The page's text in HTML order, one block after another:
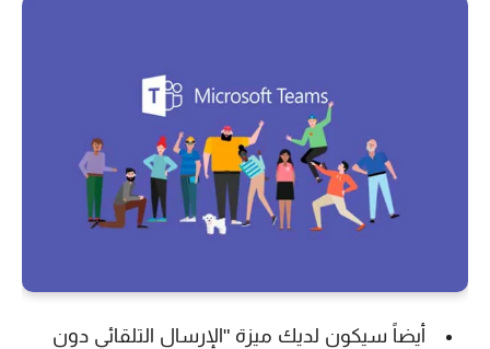
أيضاً سيكون لديك ميزة "الإرسال التلقائي دون